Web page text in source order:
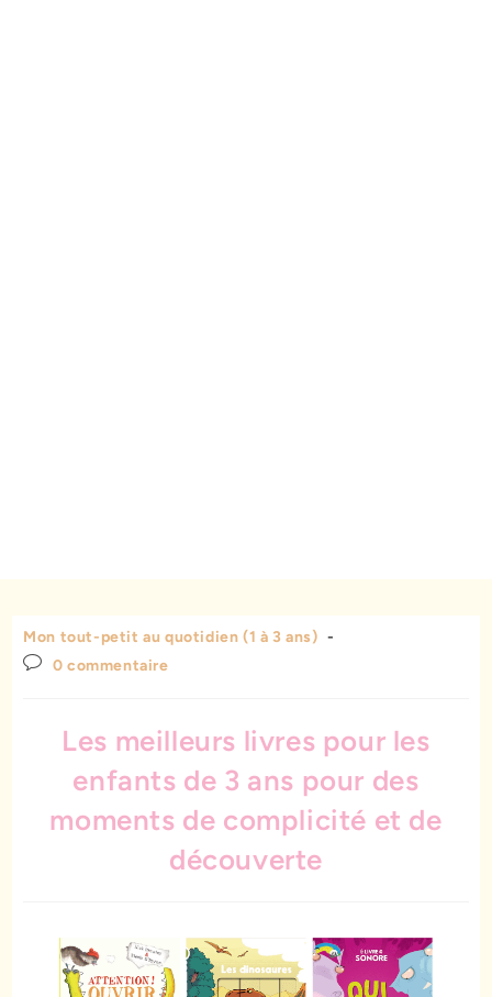
Mon tout-petit au quotidien (1 à 3 ans)
0 commentaire
Les meilleurs livres pour les
enfants de 3 ans pour des
moments de complicité et de
découverte